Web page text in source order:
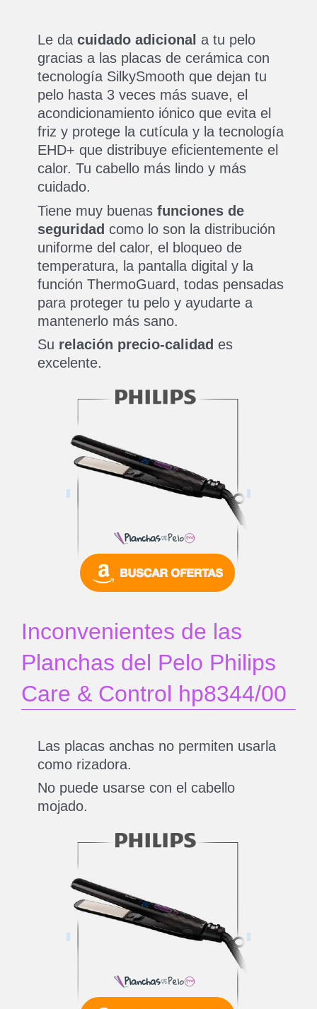
Le da cuidado adicional a tu pelo
gracias a las placas de cerámica con
tecnología SilkySmooth que dejan tu
pelo hasta 3 veces más suave, el
acondicionamiento iónico que evita el
friz y protege la cutícula y la tecnología
EHD+ que distribuye eficientemente el
calor. Tu cabello más lindo y más
cuidado.
Tiene muy buenas funciones de
seguridad como lo son la distribución
uniforme del calor, el bloqueo de
temperatura, la pantalla digital y la
función ThermoGuard, todas pensadas
para proteger tu pelo y ayudarte a
mantenerlo más sano.
Su relación precio-calidad es
excelente.
Inconvenientes de las
Planchas del Pelo Philips
Care & Control hp8344/00
Las placas anchas no permiten usarla
como rizadora.
No puede usarse con el cabello
mojado.